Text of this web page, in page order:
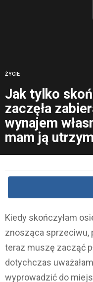
ŻYCIE
Jak tylko
zaczęła
wynajem
mam ją
Kiedy skończyłam
znosząca sprzeciwu,
teraz muszę zacząć
dotychczas
wyprowadzić do